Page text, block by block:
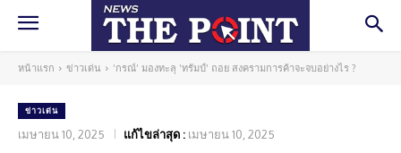
หน้าแรก ข่าวเด่น ‘กรณ์’ มองทะลุ ‘ทรัมป์’ ถอย สงครามการค้าจะจบอย่างไร ?
ข่าวเด่น
เมษายน 10, 2025 แก้ไขล่าสุด : เมษายน 10, 2025